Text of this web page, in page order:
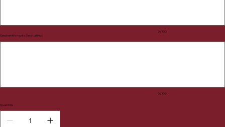
0 / 100
Geschenkhinweis (facoltativo)
0 / 100
Quantità